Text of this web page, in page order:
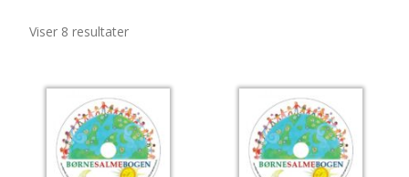
Viser 8 resultaterSorted